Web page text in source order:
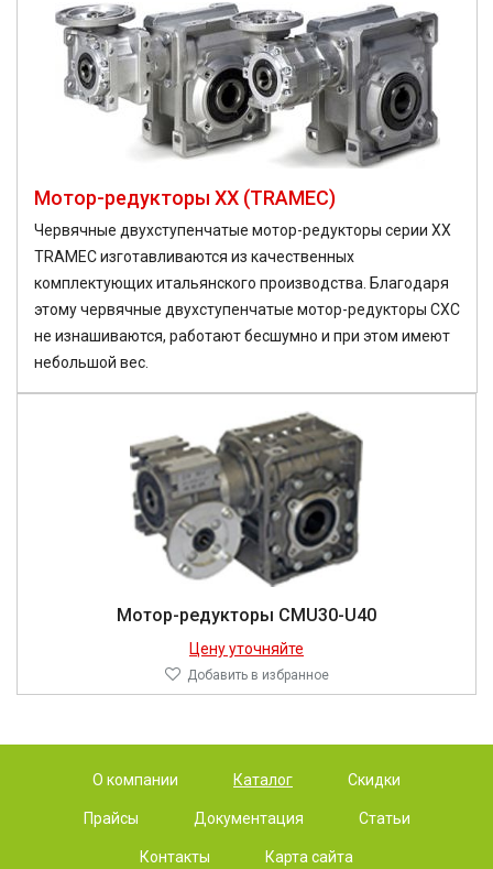
Мотор-редукторы XX (TRAMEC)
Червячные двухступенчатые мотор-редукторы серии XX
TRAMEC изготавливаются из качественных
комплектующих итальянского производства. Благодаря
этому червячные двухступенчатые мотор-редукторы CXC
не изнашиваются, работают бесшумно и при этом имеют
небольшой вес.
Мотор-редукторы CMU30-U40
Цену уточняйте
Добавить в избранное
О компании Каталог Скидки
Прайсы Документация Статьи
Контакты Карта сайта